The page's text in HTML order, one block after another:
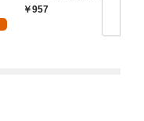
き】957